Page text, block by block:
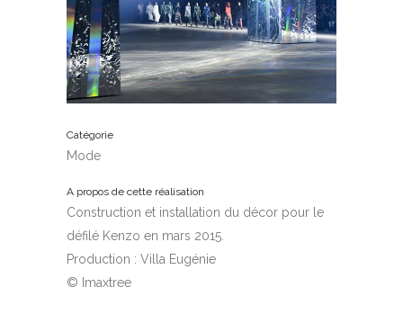
Catégorie
Mode
A propos de cette réalisation
Construction et installation du décor pour le
défilé Kenzo en mars 2015.
Production : Villa Eugénie
© Imaxtree